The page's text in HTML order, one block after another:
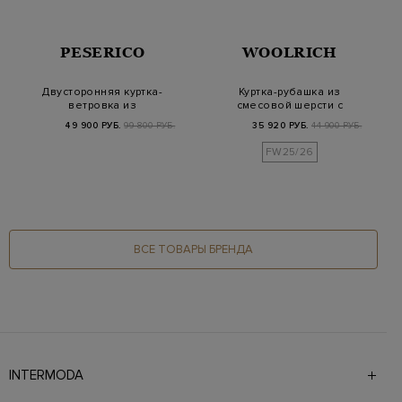
PESERICO
Двусторонняя куртка-
ветровка из
нейлона…
49 900 РУБ. 99 800 РУБ.
WOOLRICH
Куртка-рубашка из
смесовой шерсти с
35 920 РУБ. 44 900 РУБ.
FW25/26
ВСЕ ТОВАРЫ БРЕНДА
INTERMODA